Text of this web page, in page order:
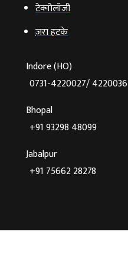
टेक्‍नोलॉजी
ज़रा हटके
Indore (HO)
0731-4220027/ 4220036
Bhopal
+91 93298 48099
Jabalpur
+91 75662 28278